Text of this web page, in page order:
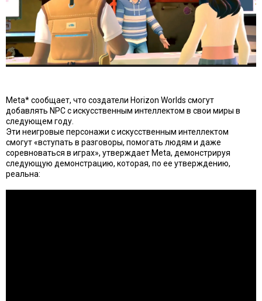
Meta* сообщает, что создатели Horizon Worlds смогут
добавлять NPC с искусственным интеллектом в свои миры в
следующем году.
Эти неигровые персонажи с искусственным интеллектом
смогут «вступать в разговоры, помогать людям и даже
соревноваться в играх», утверждает Meta, демонстрируя
следующую демонстрацию, которая, по ее утверждению,
реальна: